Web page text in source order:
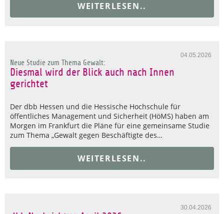
WEITERLESEN..
04.05.2026
Neue Studie zum Thema Gewalt:
Diesmal wird der Blick auch nach Innen
gerichtet
Der dbb Hessen und die Hessische Hochschule für
öffentliches Management und Sicherheit (HöMS) haben am
Morgen im Frankfurt die Pläne für eine gemeinsame Studie
zum Thema „Gewalt gegen Beschäftigte des…
WEITERLESEN..
30.04.2026